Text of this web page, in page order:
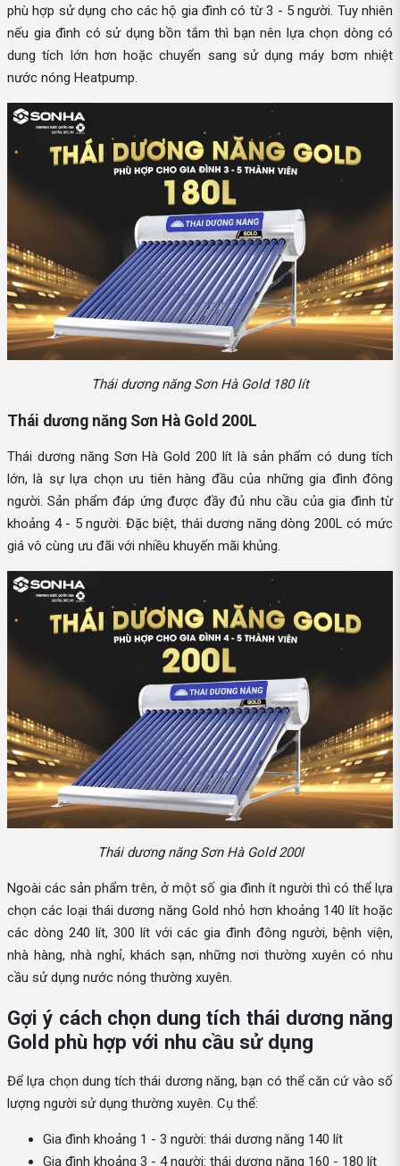
phù hợp sử dụng cho các hộ gia đình có từ 3 - 5 người. Tuy nhiên
nếu gia đình có sử dụng bồn tắm thì bạn nên lựa chọn dòng có
dung tích lớn hơn hoặc chuyển sang sử dụng máy bơm nhiệt
nước nóng Heatpump.
Thái dương năng Sơn Hà Gold 180 lít
Thái dương năng Sơn Hà Gold 200L
Thái dương năng Sơn Hà Gold 200 lít là sản phẩm có dung tích
lớn, là sự lựa chọn ưu tiên hàng đầu của những gia đình đông
người. Sản phẩm đáp ứng được đầy đủ nhu cầu của gia đình từ
khoảng 4 - 5 người. Đặc biệt, thái dương năng dòng 200L có mức
giá vô cùng ưu đãi với nhiều khuyến mãi khủng.
Thái dương năng Sơn Hà Gold 200l
Ngoài các sản phẩm trên, ở một số gia đình ít người thì có thể lựa
chọn các loại thái dương năng Gold nhỏ hơn khoảng 140 lít hoặc
các dòng 240 lít, 300 lít với các gia đình đông người, bệnh viện,
nhà hàng, nhà nghỉ, khách sạn, những nơi thường xuyên có nhu
cầu sử dụng nước nóng thường xuyên.
Gợi ý cách chọn dung tích thái dương năng
Gold phù hợp với nhu cầu sử dụng
Để lựa chọn dung tích thái dương năng, bạn có thể căn cứ vào số
lượng người sử dụng thường xuyên. Cụ thể:
Gia đình khoảng 1 - 3 người: thái dương năng 140 lít
Gia đình khoảng 3 - 4 người: thái dương năng 160 - 180 lít